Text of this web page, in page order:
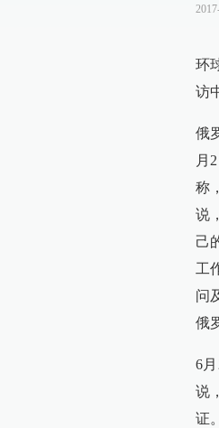
环
访
俄
月
称
说
己
工
问
俄
6
说
证